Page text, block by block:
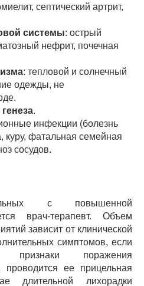
септический артрит,
системы: острый
нефрит, почечная
: тепловой и солнечный
одежды, не
.
инфекции (болезнь
куру, фатальная семейная
сосудов.
с повышенной
врач-терапевт. Объем
зависит от клинической
симптомов, если
признаки поражения
проводится ее прицельная
длительной лихорадки